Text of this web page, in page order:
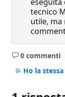
tecnico
utile, ma
0 commenti
Nessun
Ho la